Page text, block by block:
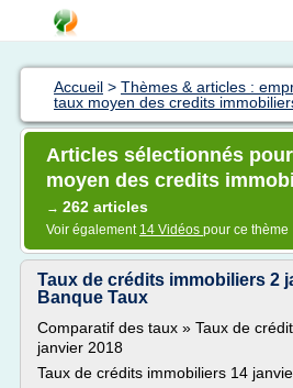
Accueil > Thèmes & articles :
taux moyen des credits
Articles sélectionnés
moyen des credits
→ 262 articles
Voir également 14 Vidéos pour ce thème
Taux de crédits immobiliers 2
Banque Taux
Comparatif des taux » Taux de
janvier 2018
Taux de crédits immobiliers 14